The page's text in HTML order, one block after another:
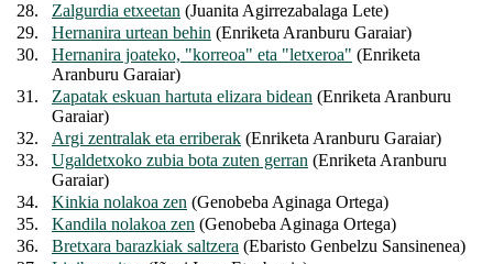
28.
Zalgurdia etxeetan (Juanita Agirrezabalaga Lete)
29.
Hernanira urtean behin (Enriketa Aranburu Garaiar)
30.
Hernanira joateko, "korreoa" eta "letxeroa" (Enriketa
Aranburu Garaiar)
31.
Zapatak eskuan hartuta elizara bidean (Enriketa Aranburu
Garaiar)
32.
Argi zentralak eta erriberak (Enriketa Aranburu Garaiar)
33.
Ugaldetxoko zubia bota zuten gerran (Enriketa Aranburu
Garaiar)
34.
Kinkia nolakoa zen (Genobeba Aginaga Ortega)
35.
Kandila nolakoa zen (Genobeba Aginaga Ortega)
36.
Bretxara barazkiak saltzera (Ebaristo Genbelzu Sansinenea)